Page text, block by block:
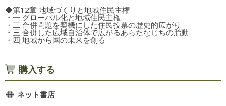
◆第12章 地域づくりと地域住民主権
・一 グローバル化と地域住民主権
・二 合併問題を契機にした住民投票の歴史的広がり
・三 合併した広域自治体で広がるあらたなじちの胎動
・四 地域から国の未来を創る
購入する
ネット書店